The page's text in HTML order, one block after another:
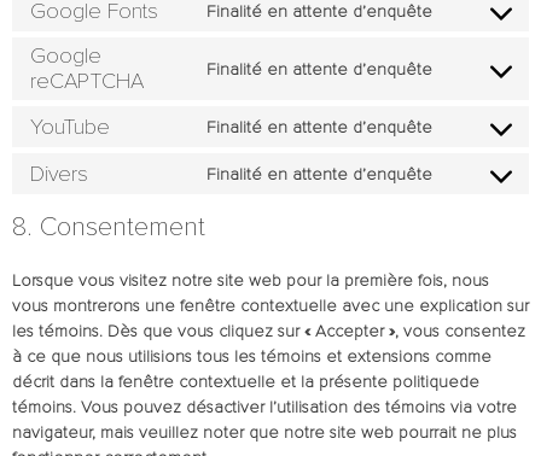
Google Fonts Finalité en attente d’enquête
Google
reCAPTCHA
Finalité en attente d’enquête
YouTube Finalité en attente d’enquête
Divers Finalité en attente d’enquête
8. Consentement
Lorsque vous visitez notre site web pour la première fois, nous
vous montrerons une fenêtre contextuelle avec une explication sur
les témoins. Dès que vous cliquez sur « Accepter », vous consentez
à ce que nous utilisions tous les témoins et extensions comme
décrit dans la fenêtre contextuelle et la présente politiquede
témoins. Vous pouvez désactiver l’utilisation des témoins via votre
navigateur, mais veuillez noter que notre site web pourrait ne plus